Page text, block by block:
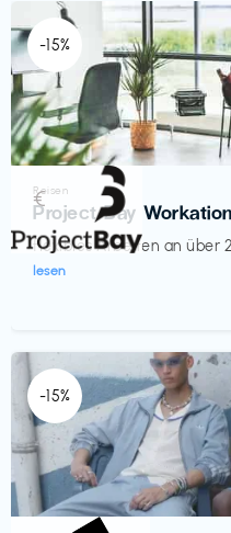
-15%
Reisen
Project Bay Workation
flexibles Arbeiten an über
lesen
€‎
-15%